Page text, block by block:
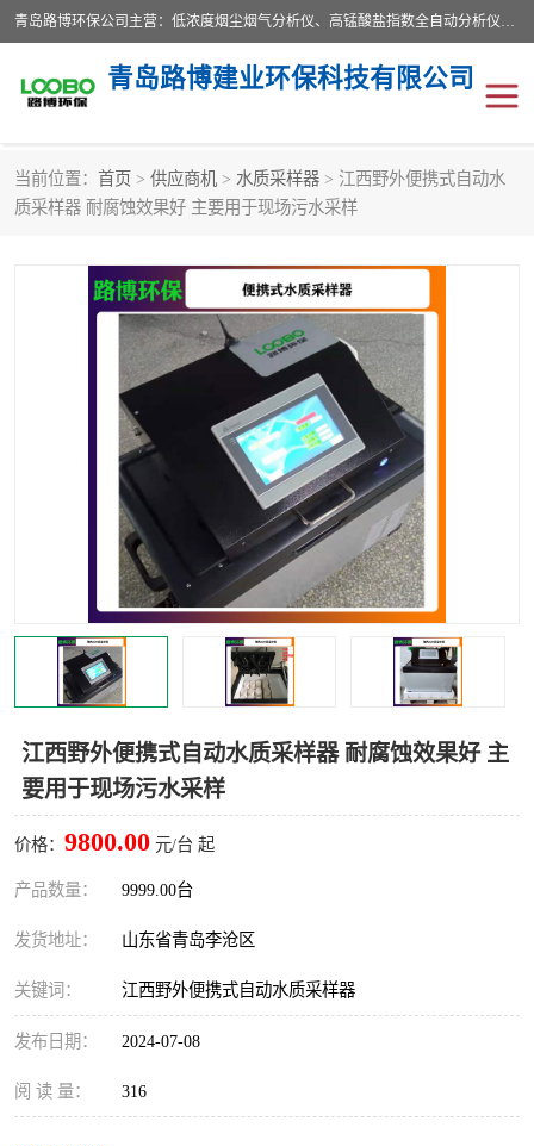
青岛路博环保公司主营：低浓度烟尘烟气分析仪、高锰酸盐指数全自动分析仪、便携式超声波明渠流量计、便携式水质采样器、恒温恒湿称重系统、手持式油烟检测仪等;是一家集环保科研、设计、生产、维护、销售和系统集成为一体的综合性高科技企业。路博人秉承"科学技术是第一生产力的重要理念，倡导环境友好型的生产、生活和消费方式。
青岛路博建业环保科技有限公司
当前位置： 首页 > 供应商机 > 水质采样器 > 江西野外便携式自动水
质采样器 耐腐蚀效果好 主要用于现场污水采样
江西野外便携式自动水质采样器 耐腐蚀效果好 主
要用于现场污水采样
价格： 9800.00 元/台 起
产品数量： 9999.00台
发货地址： 山东省青岛李沧区
关键词： 江西野外便携式自动水质采样器
发布日期： 2024-07-08
阅 读 量： 316
生物安全柜 气体检测仪
水质检测仪 手持式油烟检测仪
恒温恒湿称重系统 二恶英采集器
实验室仪器 LB-8110降水降尘采样器
便携式水质采样器 LB-7035油气回收
便携式超声波明渠流量计 大气环境采样器
LB-4200高锰酸盐指数仪 LB-62便携式烟气分析仪
烟尘烟气设备 大气采样器
粉尘设备
新宇宙仪器
烟尘净化器